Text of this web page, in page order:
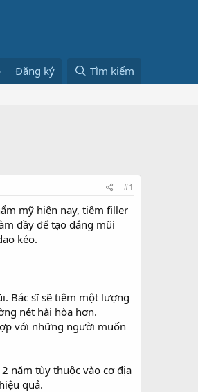
Đăng ký Tìm kiếm
#1
mỹ hiện nay, tiêm filler
đầy để tạo dáng mũi
kéo.
Bác sĩ sẽ tiêm một lượng
nét hài hòa hơn.
với những người muốn
năm tùy thuộc vào cơ địa
quả.